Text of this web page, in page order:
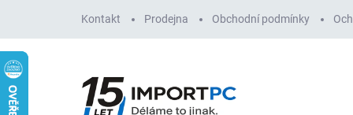
obsah
Kontakt Prodejna Obchodní podmínky